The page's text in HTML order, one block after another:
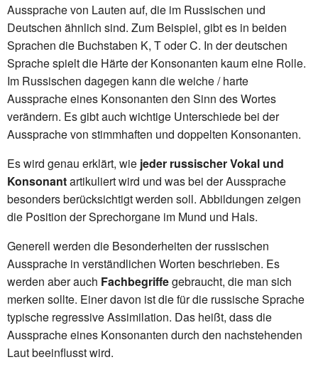
Aussprache von Lauten auf, die im Russischen und
Deutschen ähnlich sind. Zum Beispiel, gibt es in beiden
Sprachen die Buchstaben K, T oder C. In der deutschen
Sprache spielt die Härte der Konsonanten kaum eine Rolle.
Im Russischen dagegen kann die weiche / harte
Aussprache eines Konsonanten den Sinn des Wortes
verändern. Es gibt auch wichtige Unterschiede bei der
Aussprache von stimmhaften und doppelten Konsonanten.
Es wird genau erklärt, wie jeder russischer Vokal und
Konsonantartikuliert wird und was bei der Aussprache
besonders berücksichtigt werden soll. Abbildungen zeigen
die Position der Sprechorgane im Mund und Hals.
Generell werden die Besonderheiten der russischen
Aussprache in verständlichen Worten beschrieben. Es
werden aber auch Fachbegriffegebraucht, die man sich
merken sollte. Einer davon ist die für die russische Sprache
typische regressive Assimilation. Das heißt, dass die
Aussprache eines Konsonanten durch den nachstehenden
Laut beeinflusst wird.